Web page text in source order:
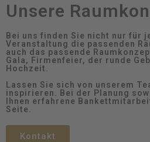
Unsere
Bei uns finden Sie nicht nur für
Veranstaltung die passenden
auch das passende
Gala, Firmenfeier, der runde
Hochzeit.
Lassen Sie sich von unserem
inspirieren. Bei der Planung
Ihnen erfahrene
Seite.
Kontakt